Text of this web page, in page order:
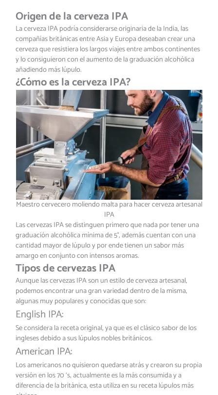
Origen de la cerveza IPA
La cerveza IPA podría considerarse originaria de la India, las
compañías británicas entre Asia y Europa deseaban crear una
cerveza que resistiera los largos viajes entre ambos continentes
y lo consiguieron con el aumento de la graduación alcohólica
añadiendo más lúpulo.
¿Cómo es la cerveza IPA?
Maestro cervecero moliendo malta para hacer cerveza artesanal
IPA
Las cervezas IPA se distinguen primero que nada por tener una
graduación alcohólica mínima de 5°, además cuentan con una
cantidad mayor de lúpulo y por ende tienen un sabor más
amargo en conjunto con intensos aromas.
Tipos de cervezas IPA
Aunque las cervezas IPA son un estilo de cerveza artesanal,
podemos encontrar una gran variedad dentro de la misma,
algunas muy populares y conocidas que son:
English IPA:
Se considera la receta original, ya que es el clásico sabor de los
ingleses debido a sus lúpulos nobles británicos.
American IPA:
Los americanos no quisieron quedarse atrás y crearon su propia
versión en los 70 ‘s, actualmente es la más consumida y a
diferencia de la británica, esta utiliza en su receta lúpulos más